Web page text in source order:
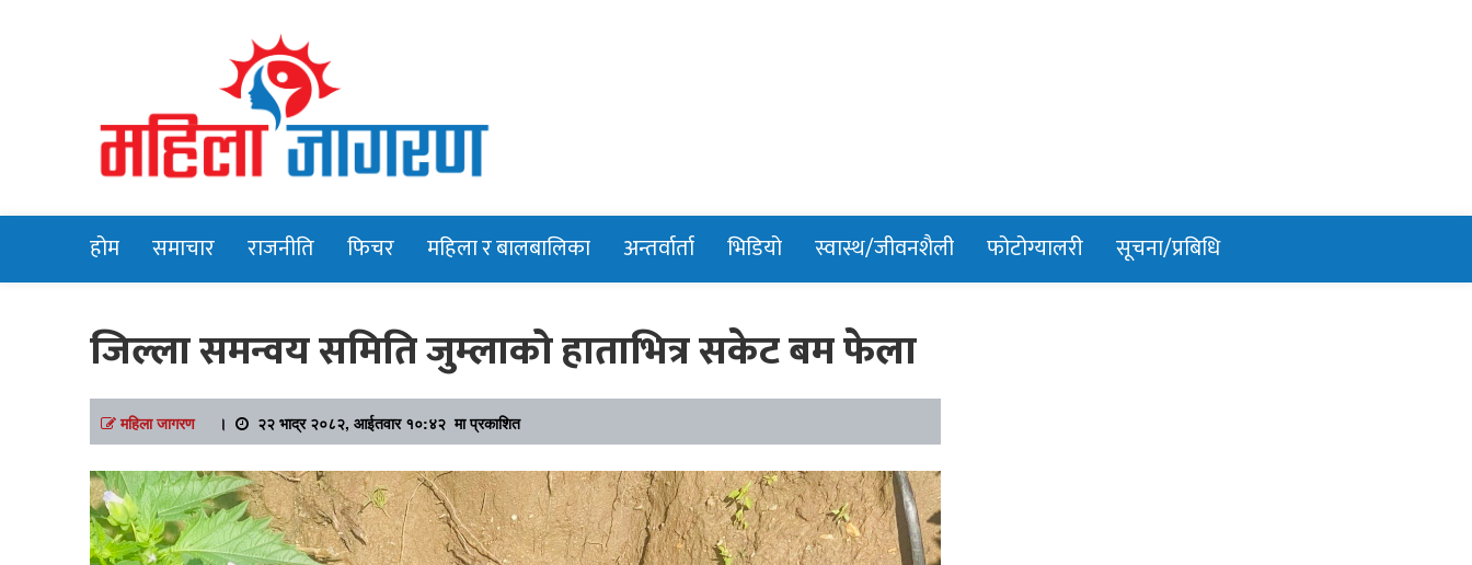
Mahilajagaran
होम समाचार राजनीति फिचर महिला र बालबालिका अन्तर्वार्ता भिडियो स्वास्थ/जीवनशैली फोटोग्यालरी सूचना/प्रबिधि
जिल्ला समन्वय समिति जुम्लाको हाताभित्र सकेट बम फेला
महिला जागरण। २२ भाद्र २०८२, आईतवार १०:४२ मा प्रकाशित